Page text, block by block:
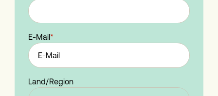
E-Mail*
Land/Region